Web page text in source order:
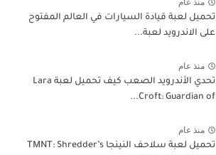
منذ عام
تحميل لعبة قيادة السيارات في العالم المفتوح
على الاندرويد لعبة...
منذ عام
تحدي الأندرويد الصعب كيف تحميل لعبة Lara
Croft: Guardian of...
منذ عام
تحميل لعبة سلاحف النينجا TMNT: Shredder’s